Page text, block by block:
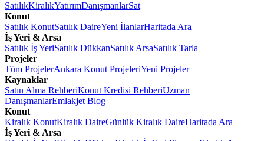
SatılıkKiralıkYatırımDanışmanlarSat
Konut
Satılık KonutSatılık DaireYeni İlanlarHaritada Ara
İş Yeri & Arsa
Satılık İş YeriSatılık DükkanSatılık ArsaSatılık Tarla
Projeler
Tüm ProjelerAnkara Konut ProjeleriYeni Projeler
Kaynaklar
Satın Alma RehberiKonut Kredisi RehberiUzman
DanışmanlarEmlakjet Blog
Konut
Kiralık KonutKiralık DaireGünlük Kiralık DaireHaritada Ara
İş Yeri & Arsa